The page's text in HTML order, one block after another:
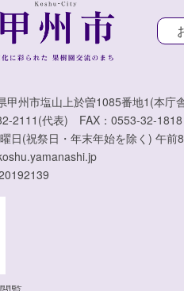
甲州市塩山上於曽1085番地1(本庁
2111(代表) FAX：0553-32-1818
日(祝祭日・年末年始を除く) 午前